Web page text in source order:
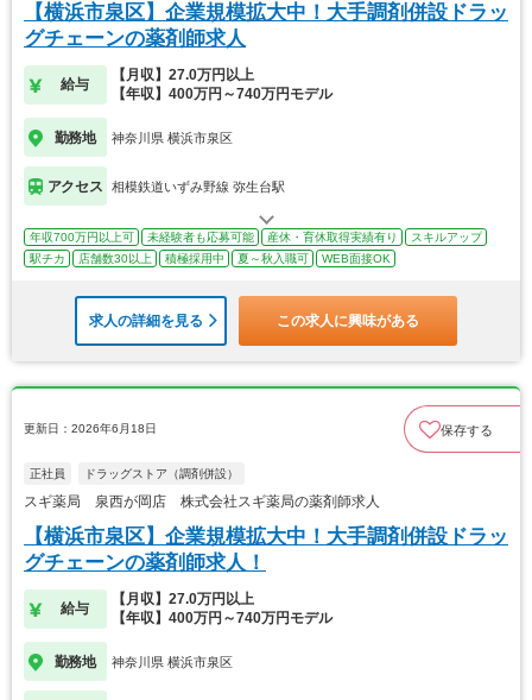
【横浜市泉区】企業規模拡大中！大手調剤併設ドラッ
グチェーンの薬剤師求人
給与
【月収】27.0万円以上
【年収】400万円～740万円モデル
勤務地 神奈川県 横浜市泉区
アクセス 相模鉄道いずみ野線 弥生台駅
年収700万円以上可 未経験者も応募可能 産休・育休取得実績有り
スキルアップ
駅チカ
店舗数30以上 積極採用中 夏～秋入職可 WEB面接OK
求人の詳細を見る この求人に興味がある
更新日：2026年6月18日 保存する
正社員 ドラッグストア（調剤併設）
スギ薬局 泉西が岡店 株式会社スギ薬局の薬剤師求人
【横浜市泉区】企業規模拡大中！大手調剤併設ドラッ
グチェーンの薬剤師求人！
給与
【月収】27.0万円以上
【年収】400万円～740万円モデル
勤務地 神奈川県 横浜市泉区